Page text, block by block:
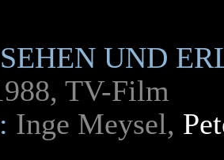
UND
TV-Film
Inge Meysel,